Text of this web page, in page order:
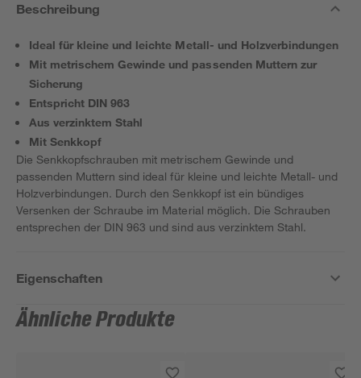
Beschreibung
Ideal für kleine und leichte Metall- und Holzverbindungen
Mit metrischem Gewinde und passenden Muttern zur
Sicherung
Entspricht DIN 963
Aus verzinktem Stahl
Mit Senkkopf
Die Senkkopfschrauben mit metrischem Gewinde und
passenden Muttern sind ideal für kleine und leichte Metall- und
Holzverbindungen. Durch den Senkkopf ist ein bündiges
Versenken der Schraube im Material möglich. Die Schrauben
entsprechen der DIN 963 und sind aus verzinktem Stahl.
Eigenschaften
Ähnliche Produkte